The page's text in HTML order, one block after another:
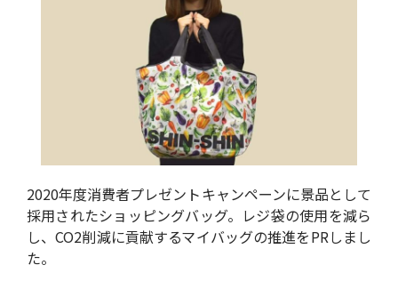
2020年度消費者プレゼントキャンペーンに景品として
採用されたショッピングバッグ。レジ袋の使用を減ら
し、CO2削減に貢献するマイバッグの推進をPRしまし
た。